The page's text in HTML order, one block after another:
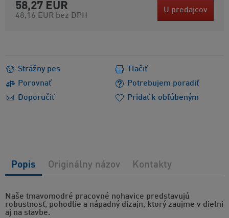
58,27 EUR
48,16 EUR bez DPH
U predajcov
Strážny pes
Porovnať
Potrebujem poradiť
Doporučiť
Tlačiť
Pridať k obľúbeným
Naše tmavomodré pracovné nohavice predstavujú
robustnosť, pohodlie a nápadný dizajn, ktorý zaujme v dielni
aj na stavbe.
Popis Originálny názov Kontakty